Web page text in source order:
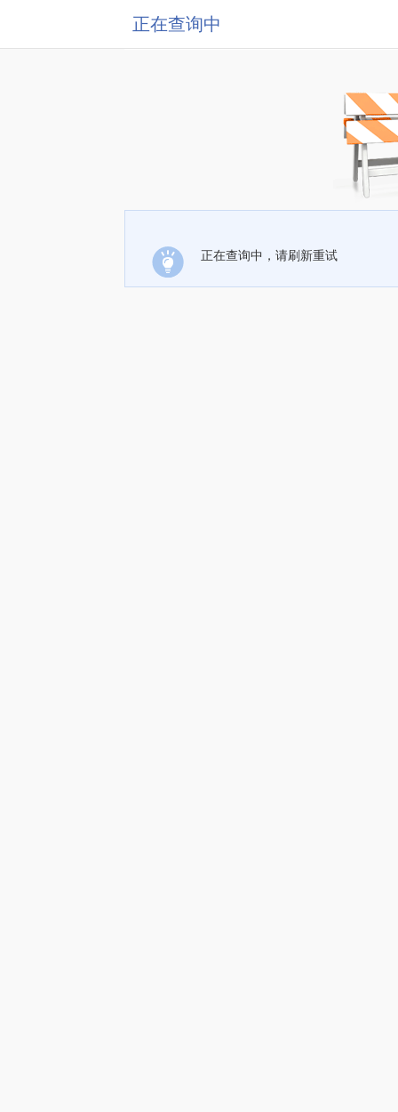
正在查询中
正在查询中，请刷新重试